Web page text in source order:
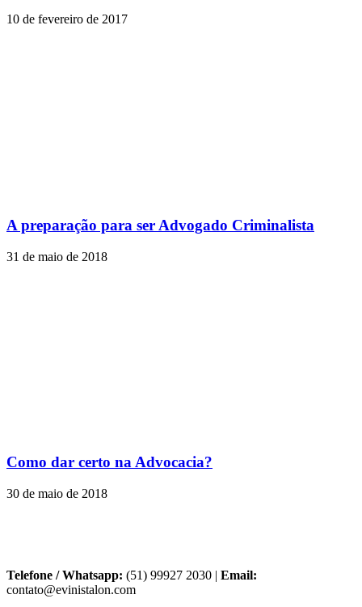
10 de fevereiro de 2017
A preparação para ser Advogado Criminalista
31 de maio de 2018
Como dar certo na Advocacia?
30 de maio de 2018
Telefone / Whatsapp: (51) 99927 2030 | Email:
contato@evinistalon.com